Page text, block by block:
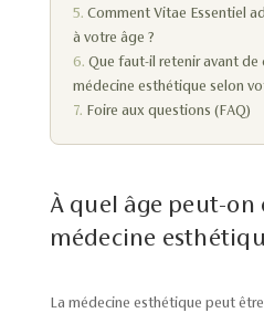
Comment Vitae Essentiel
à votre âge ?
Que faut-il retenir avant de
médecine esthétique selon
Foire aux questions (FAQ)
À quel âge peut-on
médecine
La médecine esthétique peut